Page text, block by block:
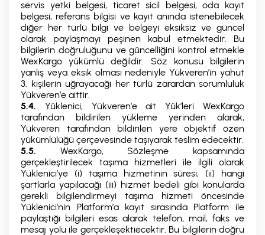
servis yetki belgesi, ticaret sicil belgesi, oda kayıt
belgesi, referans bilgisi ve kayıt anında istenebilecek
diğer her türlü bilgi ve belgeyi eksiksiz ve güncel
olarak paylaşmayı peşinen kabul etmektedir. Bu
bilgilerin doğruluğunu ve güncelliğini kontrol etmekle
WexKargo yükümlü değildir. Söz konusu bilgilerin
yanlış veya eksik olması nedeniyle Yükveren’in yahut
3. kişilerin uğrayacağı her türlü zarardan sorumluluk
Yükveren’e aittir.
5.4. Yüklenici, Yükveren’e ait Yük’leri WexKargo
tarafından bildirilen yükleme yerinden alarak,
Yükveren tarafından bildirilen yere objektif özen
yükümlülüğü çerçevesinde taşıyarak teslim edecektir.
5.5. WexKargo, Sözleşme kapsamında
gerçekleştirilecek taşıma hizmetleri ile ilgili olarak
Yüklenici’ye (i) taşıma hizmetinin süresi, (ii) hangi
şartlarla yapılacağı (iii) hizmet bedeli gibi konularda
gerekli bilgilendirmeyi taşıma hizmeti öncesinde
Yüklenici’nin Platform’a kayıt sırasında Platform ile
paylaştığı bilgileri esas alarak telefon, mail, faks ve
mesaj yolu ile gerçekleşektiecektir. Bu bilgilerin doğru